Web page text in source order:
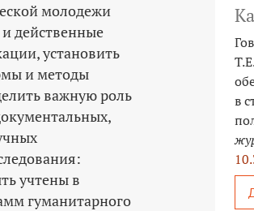
в
молодежи
действенные
установить
и методы
важную роль
учтены в
гуманитарного